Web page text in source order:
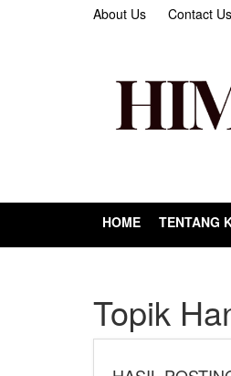
About Us Contact Us
HOME TENTANG
Topik